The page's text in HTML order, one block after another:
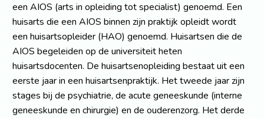
een AIOS (arts in opleiding tot specialist) genoemd. Een
huisarts die een AIOS binnen zijn praktijk opleidt wordt
een huisartsopleider (HAO) genoemd. Huisartsen die de
AIOS begeleiden op de universiteit heten
huisartsdocenten. De huisartsenopleiding bestaat uit een
eerste jaar in een huisartsenpraktijk. Het tweede jaar zijn
stages bij de psychiatrie, de acute geneeskunde (interne
geneeskunde en chirurgie) en de ouderenzorg. Het derde